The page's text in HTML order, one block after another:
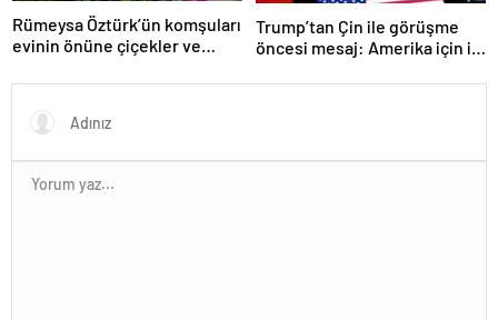
Rümeysa Öztürk’ün komşuları
evinin önüne çiçekler ve
Trump’tan Çin ile görüşme
öncesi mesaj: Amerika için iyi